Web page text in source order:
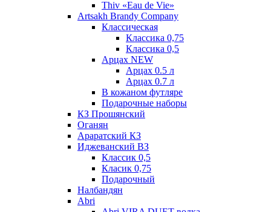
Thiv «Eau de Vie»
Artsakh Brandy Company
Классическая
Классика 0,75
Классика 0,5
Арцах NEW
Арцах 0.5 л
Арцах 0.7 л
В кожаном футляре
Подарочные наборы
КЗ Прошянский
Оганян
Араратский КЗ
Иджеванский ВЗ
Классик 0,5
Класик 0,75
Подарочный
Налбандян
Abri